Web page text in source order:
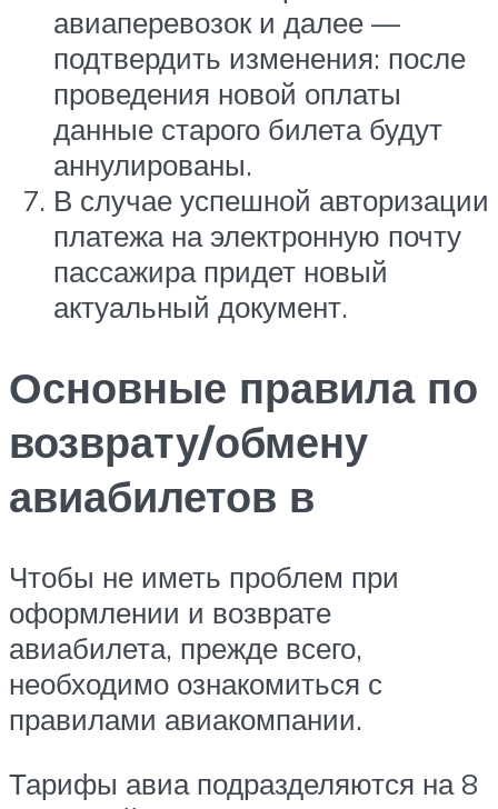
авиаперевозок и далее —
подтвердить изменения: после
проведения новой оплаты
данные старого билета будут
аннулированы.
В случае успешной авторизации
платежа на электронную почту
пассажира придет новый
актуальный документ.
Основные правила по
возврату/обмену
авиабилетов в
Чтобы не иметь проблем при
оформлении и возврате
авиабилета, прежде всего,
необходимо ознакомиться с
правилами авиакомпании.
Тарифы авиа подразделяются на 8